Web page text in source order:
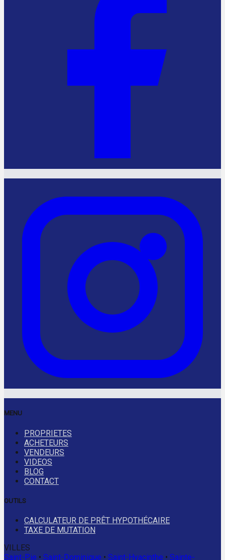
MENU
PROPRIETES
ACHETEURS
VENDEURS
VIDEOS
BLOG
CONTACT
OUTILS
CALCULATEUR DE PRÊT HYPOTHÉCAIRE
TAXE DE MUTATION
VILLES
Saint-Pie • Saint-Dominique • Saint-Hyacinthe • Sainte-